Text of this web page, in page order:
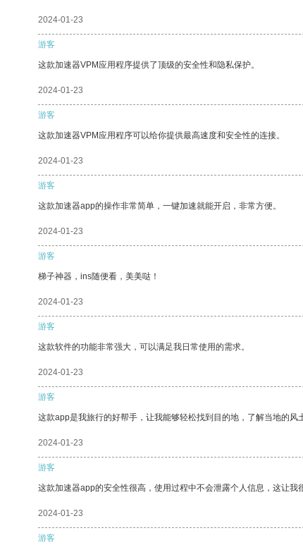
2024-01-23
游客
这款加速器VPM应用程序提供了顶级的安全性和隐私保护。
2024-01-23
游客
这款加速器VPM应用程序可以给你提供最高速度和安全性的连接。
2024-01-23
游客
这款加速器app的操作非常简单，一键加速就能开启，非常方便。
2024-01-23
游客
梯子神器，ins随便看，美美哒！
2024-01-23
游客
这款软件的功能非常强大，可以满足我日常使用的需求。
2024-01-23
游客
这款app是我旅行的好帮手，让我能够轻松找到目的地，了解当地的风
2024-01-23
游客
这款加速器app的安全性很高，使用过程中不会泄露个人信息，这让
2024-01-23
游客